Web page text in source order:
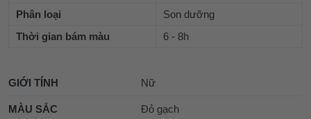
Phân loại
Son dưỡng
Thời gian bám màu
6 - 8h
GIỚI TÍNH Nữ
MÀU SẮC Đỏ gạch